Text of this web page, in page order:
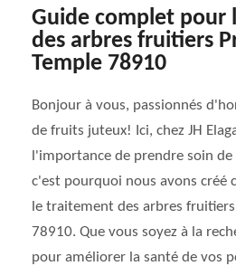
Guide complet pour
des arbres fruitiers
Temple 78910
Bonjour à vous, passionnés
de fruits juteux! Ici, chez JH
l'importance de prendre soin
c'est pourquoi nous avons créé
le traitement des arbres fruitiers
78910. Que vous soyez à la
pour améliorer la santé de vos